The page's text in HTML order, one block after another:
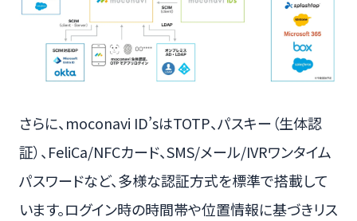
さらに、moconavi ID’sはTOTP、パスキー（生体認
証）、FeliCa/NFCカード、SMS/メール/IVRワンタイム
パスワードなど、多様な認証方式を標準で搭載して
います。ログイン時の時間帯や位置情報に基づきリス